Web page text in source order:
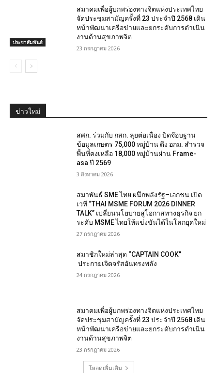
ประชาสัมพันธ์
สมาคมเพื่อผู้บกพร่องทางจิตแห่งประเทศไทย
จัดประชุมสามัญครั้งที่ 23 ประจำปี 2568 เดิน
หน้าพัฒนาเครือข่ายและยกระดับการดำเนิน
งานด้านสุขภาพจิต
23 กรกฎาคม 2026
ข่าวใหม่
สศก. ร่วมกับ กสก. ลุยต่อเนื่อง ปิดจ๊อบฐาน
ข้อมูลเกษตร 75,000 หมู่บ้าน ดึง อกม. สำรวจ
พื้นที่คงเหลือ 18,000 หมู่บ้านผ่าน Frame-
asa ปี 2569
3 สิงหาคม 2026
สมาพันธ์ SME ไทย ผนึกพลังรัฐ–เอกชน เปิด
เวที “THAI MSME FORUM 2026 DINNER
TALK” เปลี่ยนนโยบายสู่โอกาสทางธุรกิจ ยก
ระดับ MSME ไทยให้แข่งขันได้ในโลกยุคใหม่
27 กรกฎาคม 2026
สมาชิกใหม่ล่าสุด “CAPTAIN COOK”
ประกายเจิดจรัสอันทรงพลัง
24 กรกฎาคม 2026
สมาคมเพื่อผู้บกพร่องทางจิตแห่งประเทศไทย
จัดประชุมสามัญครั้งที่ 23 ประจำปี 2568 เดิน
หน้าพัฒนาเครือข่ายและยกระดับการดำเนิน
งานด้านสุขภาพจิต
23 กรกฎาคม 2026
โหลดเพิ่มเติม